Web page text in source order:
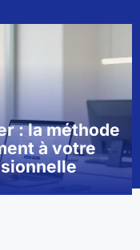
: la méthode
à votre